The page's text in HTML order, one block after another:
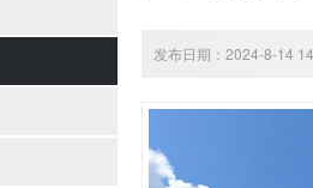
发布日期：2024-8-14